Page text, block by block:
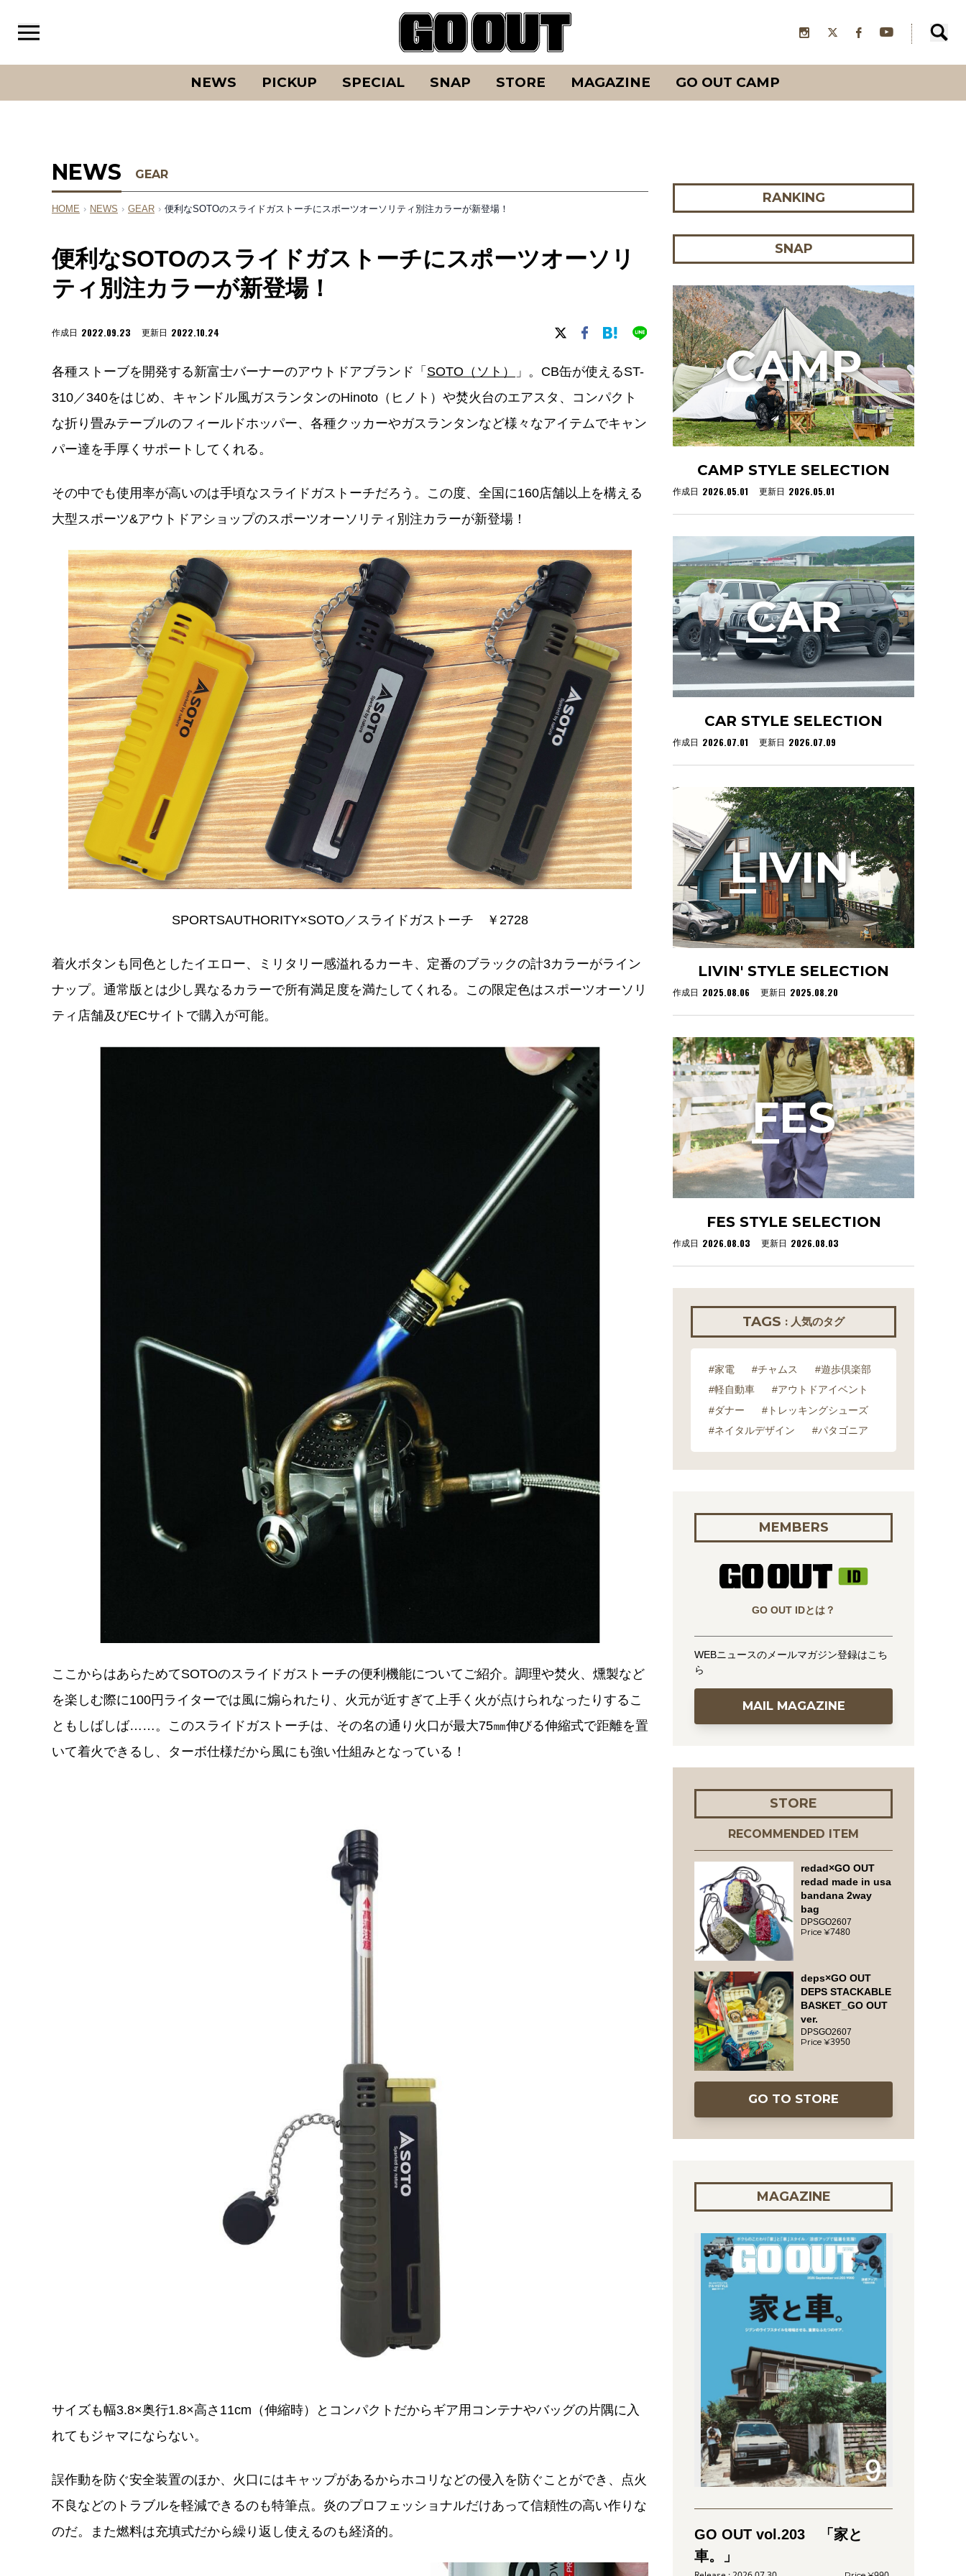
NEWS PICKUP SPECIAL SNAP STORE MAGAZINE GO OUT CAMP
NEWS GEAR
HOME › NEWS › GEAR › 便利なSOTOのスライドガストーチにスポーツオーソリティ別注カラーが新登場！
便利なSOTOのスライドガストーチにスポーツオーソリ
ティ別注カラーが新登場！
作成日 2022.09.23 更新日 2022.10.24
各種ストーブを開発する新富士バーナーのアウトドアブランド「 SOTO（ソト）
」。CB缶が使えるST-
310／340をはじめ、キャンドル風ガスランタンのHinoto（ヒノト）や焚火台のエアスタ、コンパクト
な折り畳みテーブルのフィールドホッパー、各種クッカーやガスランタンなど様々なアイテムでキャン
パー達を手厚くサポートしてくれる。
その中でも使用率が高いのは手頃なスライドガストーチだろう。この度、全国に160店舗以上を構える
大型スポーツ&アウトドアショップのスポーツオーソリティ別注カラーが新登場！
SPORTSAUTHORITY×SOTO／スライドガストーチ ￥2728
着火ボタンも同色としたイエロー、ミリタリー感溢れるカーキ、定番のブラックの計3カラーがライン
ナップ。通常版とは少し異なるカラーで所有満足度を満たしてくれる。この限定色はスポーツオーソリ
ティ店舗及びECサイトで購入が可能。
ここからはあらためてSOTOのスライドガストーチの便利機能についてご紹介。調理や焚火、燻製など
を楽しむ際に100円ライターでは風に煽られたり、火元が近すぎて上手く火が点けられなったりするこ
ともしばしば……。このスライドガストーチは、その名の通り火口が最大75㎜伸びる伸縮式で距離を置
いて着火できるし、ターボ仕様だから風にも強い仕組みとなっている！
サイズも幅3.8×奥行1.8×高さ11cm（伸縮時）とコンパクトだからギア用コンテナやバッグの片隅に入
れてもジャマにならない。
誤作動を防ぐ安全装置のほか、火口にはキャップがあるからホコリなどの侵入を防ぐことができ、点火
不良などのトラブルを軽減できるのも特筆点。炎のプロフェッショナルだけあって信頼性の高い作りな
のだ。また燃料は充填式だから繰り返し使えるのも経済的。
RANKING
SNAP
CAMP STYLE SELECTION
作成日 2026.05.01 更新日 2026.05.01
CAMP
CAR STYLE SELECTION
作成日 2026.07.01 更新日 2026.07.09
CAR
LIVIN' STYLE SELECTION
作成日 2025.08.06 更新日 2025.08.20
LIVIN'
FES STYLE SELECTION
作成日 2026.08.03 更新日 2026.08.03
FES
TAGS : 人気のタグ
#家電 #チャムス
#遊歩倶楽部
#軽自動車
#アウトドアイベント
#ダナー
#トレッキングシューズ
#ネイタルデザイン
#パタゴニア
MEMBERS
GO OUT IDとは？
WEBニュースのメールマガジン登録はこち
ら
MAIL MAGAZINE
STORE
RECOMMENDED ITEM
redad×GO OUT
redad made in usa
bandana 2way
bag
DPSGO2607
7480
deps×GO OUT
DEPS STACKABLE
BASKET_GO OUT
ver.
DPSGO2607
3950
GO TO STORE
MAGAZINE
GO OUT vol.203 「家と
車。」